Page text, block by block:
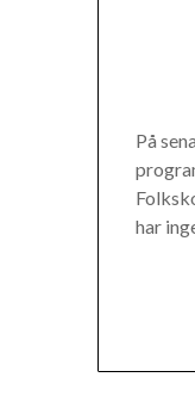
På
har